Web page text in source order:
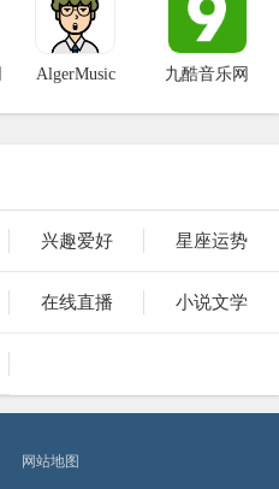
AlgerMusic 九酷音乐网
兴趣爱好 星座运势
在线直播 小说文学
网站地图